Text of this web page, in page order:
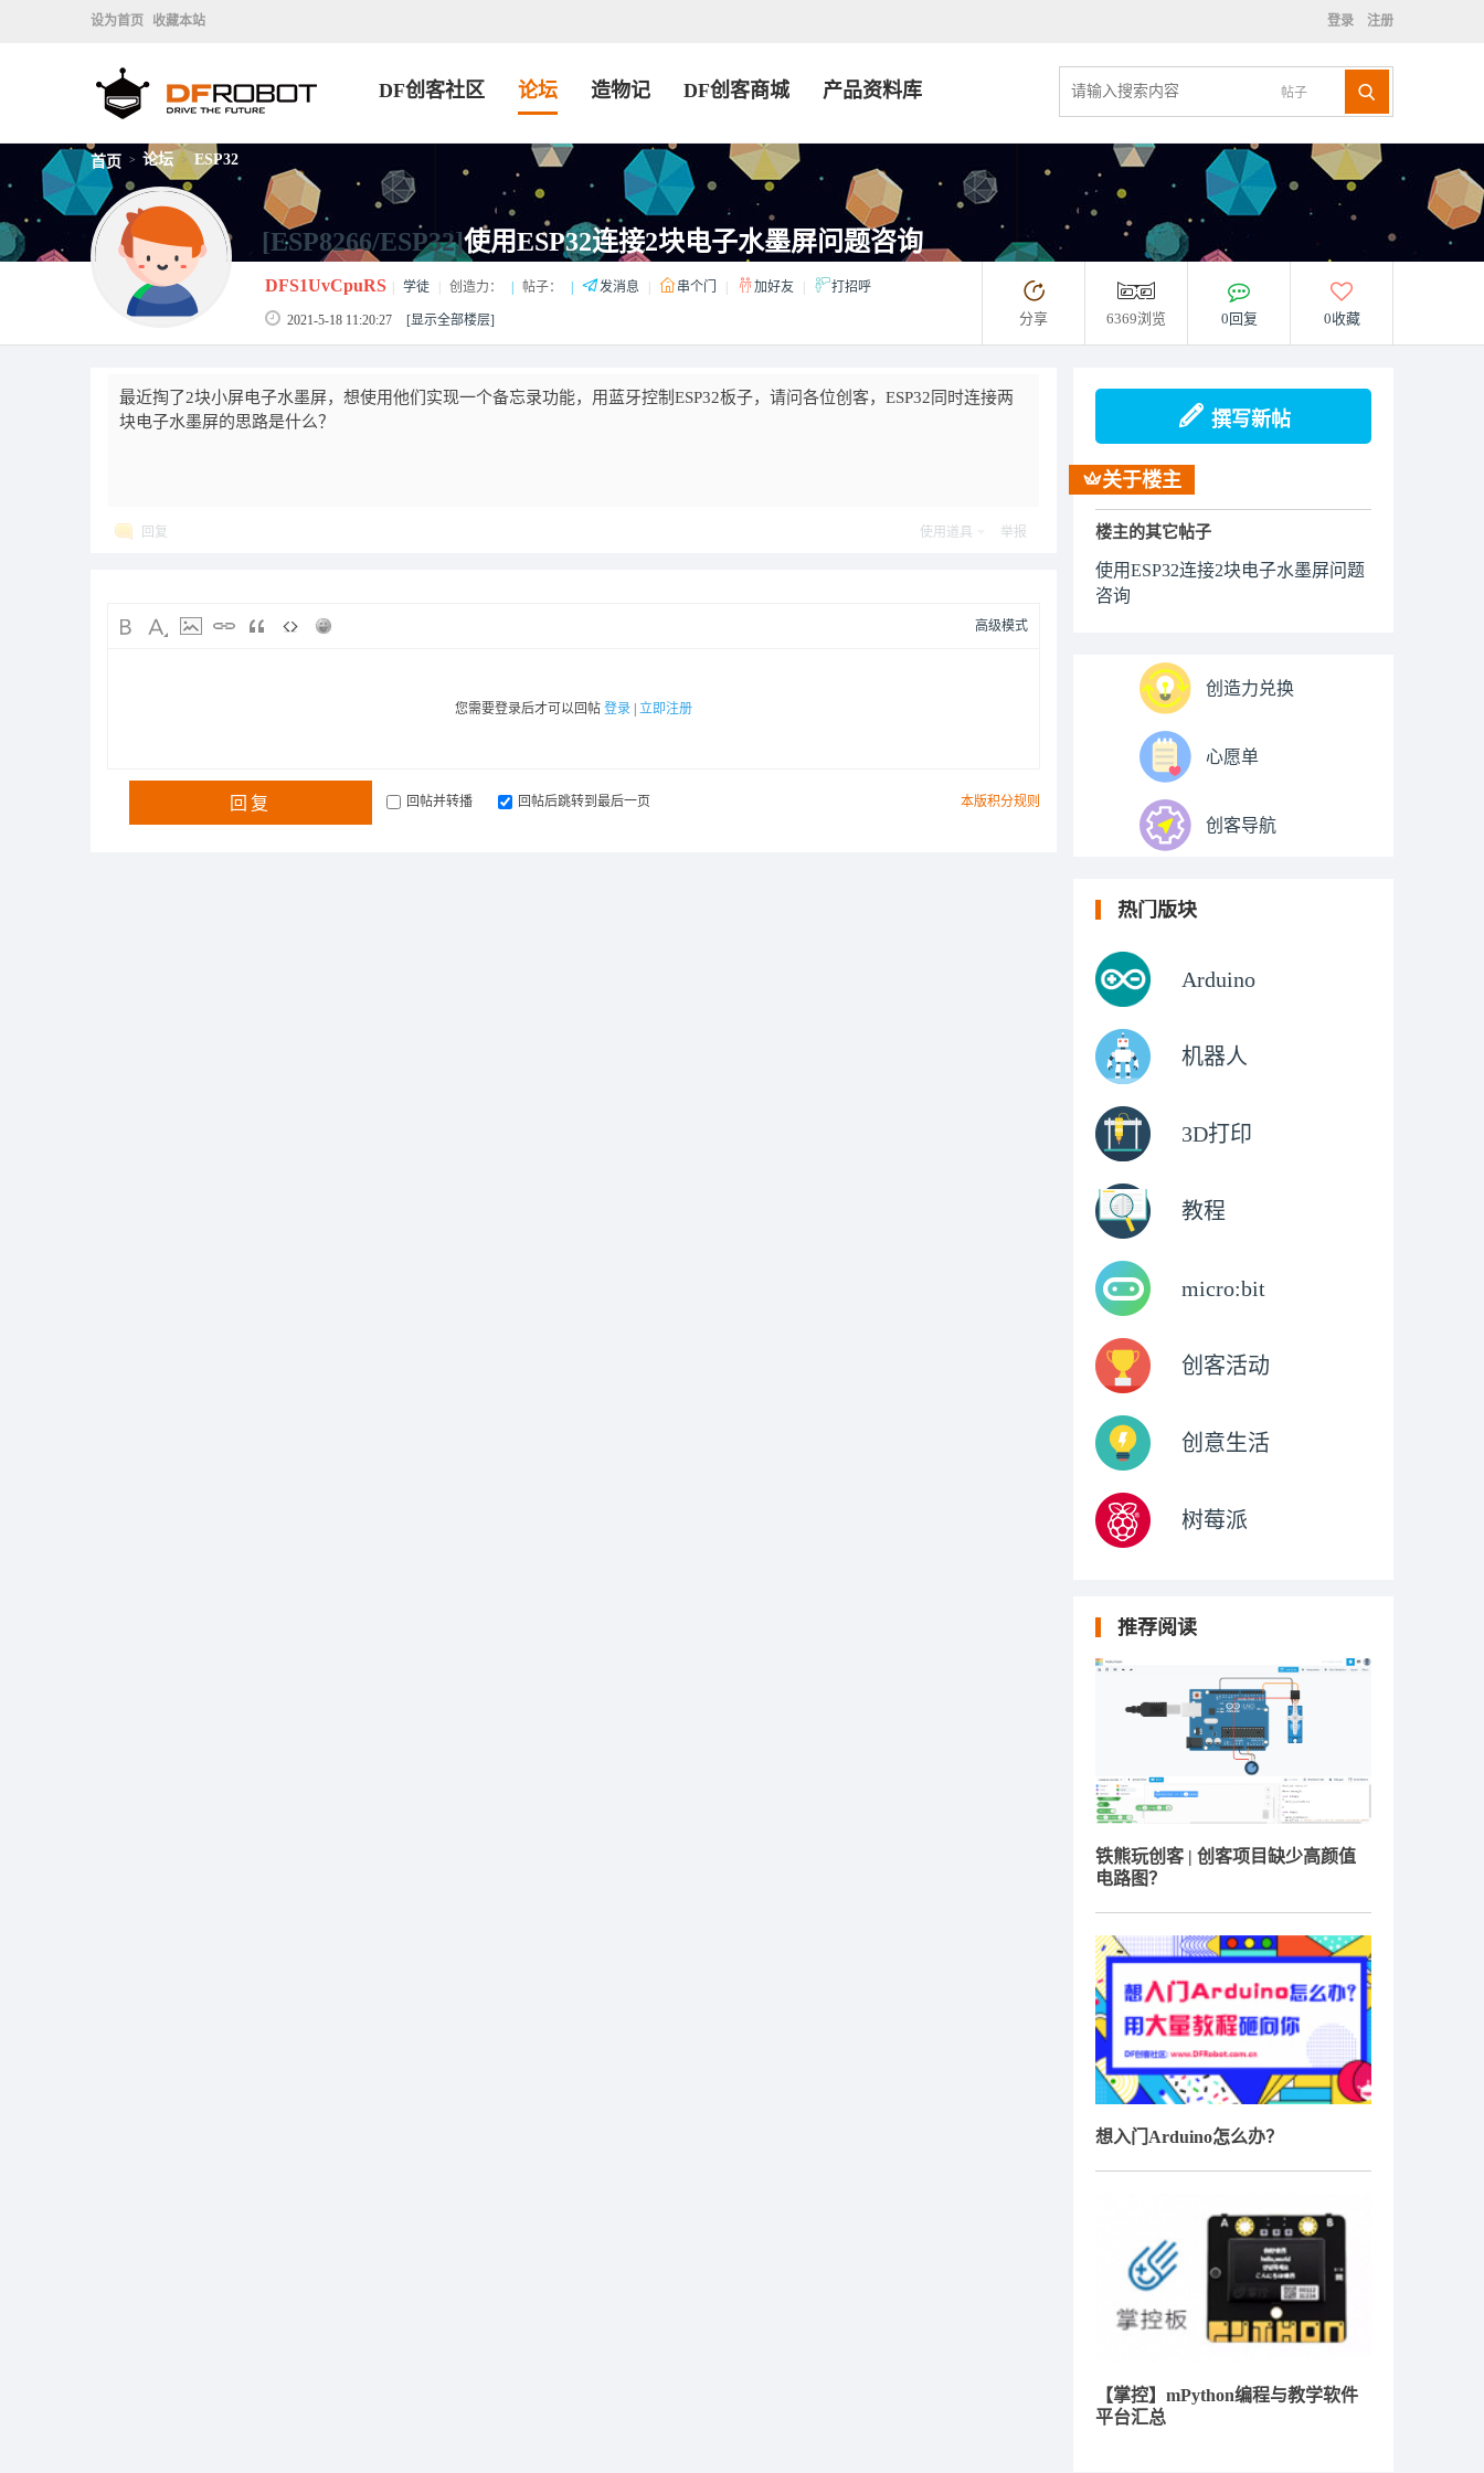
设为首页 收藏本站 登录 注册
帖子
DF创客社区 论坛 造物记 DF创客商城 产品资料库
首页 > 论坛 > ESP32
[ESP8266/ESP32]使用ESP32连接2块电子水墨屏问题咨询
DFS1UvCpuRS 学徒 创造力： 帖子： 发消息 串个门 加好友 打招呼
2021-5-18 11:20:27 [显示全部楼层] 分享 6369浏览 0回复 0收藏
最近掏了2块小屏电子水墨屏，想使用他们实现一个备忘录功能，用蓝牙控制ESP32板子，请问各位创客，ESP32同时连接两
块电子水墨屏的思路是什么？
回复 使用道具 举报
高级模式
您需要登录后才可以回帖 登录 立即注册
本版积分规则
回复 回帖并转播 回帖后跳转到最后一页
撰写新帖
关于楼主
楼主的其它帖子
使用ESP32连接2块电子水墨屏问题
咨询
创造力兑换
心愿单
创客导航
热门版块
Arduino
机器人
3D打印
教程
micro:bit
创客活动
创意生活
树莓派
推荐阅读
铁熊玩创客 | 创客项目缺少高颜值
电路图？
想入门Arduino怎么办？
【掌控】mPython编程与教学软件
平台汇总